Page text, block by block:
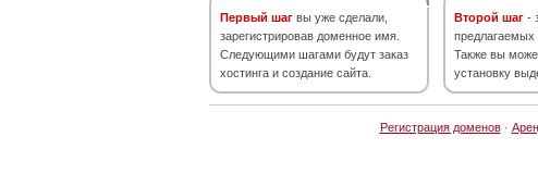
Первый шаг вы уже сделали,
зарегистрировав доменное имя.
Следующими шагами будут заказ
хостинга и создание сайта.
Второй шаг -
предлагаемых
Также вы
установку
Регистрация доменов·